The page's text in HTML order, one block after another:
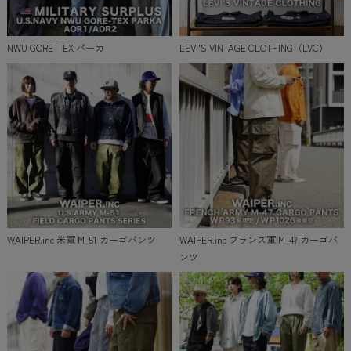
NWU GORE-TEX パーカ LEVI'S VINTAGE CLOTHING（LVC）
WAIPER.inc 米軍 M-51 カーゴパンツ
WAIPER.inc フランス軍 M-47 カーゴパ
ンツ